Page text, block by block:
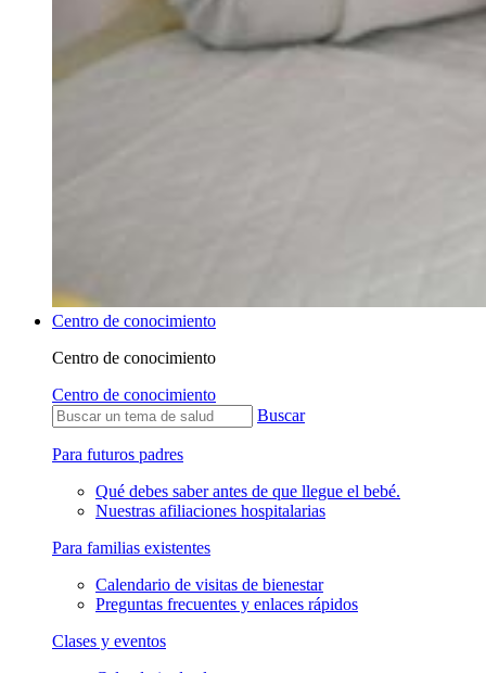
Centro de conocimiento
Centro de conocimiento
Centro de conocimiento
Buscar
Para futuros padres
Qué debes saber antes de que llegue el bebé.
Nuestras afiliaciones hospitalarias
Para familias existentes
Calendario de visitas de bienestar
Preguntas frecuentes y enlaces rápidos
Clases y eventos